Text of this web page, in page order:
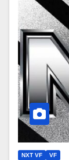
NXT VF VF